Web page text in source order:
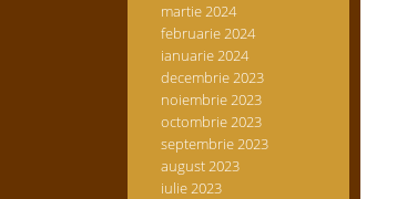
martie 2024
februarie 2024
ianuarie 2024
decembrie 2023
noiembrie 2023
octombrie 2023
septembrie 2023
august 2023
iulie 2023